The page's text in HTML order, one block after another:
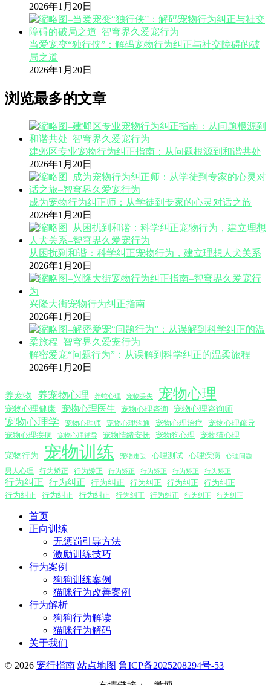
2026年1月20日
当爱宠变“独行侠”：解码宠物行为纠正与社交障碍的破
局之道
2026年1月20日
浏览最多的文章
建邺区专业宠物行为纠正指南：从问题根源到和谐共处
2026年1月20日
成为宠物行为纠正师：从学徒到专家的心灵对话之旅
2026年1月20日
从困扰到和谐：科学纠正宠物行为，建立理想人犬关系
2026年1月20日
兴隆大街宠物行为纠正指南
2026年1月20日
解密爱宠“问题行为”：从误解到科学纠正的温柔旅程
2026年1月20日
养宠物 养宠物心理 养蛇心理 宠物丢失 宠物心理
宠物心理健康 宠物心理医生 宠物心理咨询 宠物心理咨询师
宠物心理学 宠物心理师 宠物心理沟通 宠物心理治疗
宠物心理疏导
宠物心理疾病
宠物心理辅导 宠物情绪安抚 宠物狗心理 宠物猫心理
宠物行为 宠物训练 宠物走丢 心理测试 心理疾病 心理问题
男人心理 行为矫正 行为矫正 行为矫正 行为矫正 行为矫正 行为矫正
行为纠正 行为纠正 行为纠正 行为纠正 行为纠正
行为纠正
行为纠正
行为纠正 行为纠正 行为纠正 行为纠正 行为纠正 行为纠正
首页
正向训练
无惩罚引导方法
激励训练技巧
行为案例
狗狗训练案例
猫咪行为改善案例
行为解析
狗狗行为解读
猫咪行为解码
关于我们
© 2026 宠行指南 站点地图 鲁ICP备2025208294号-53